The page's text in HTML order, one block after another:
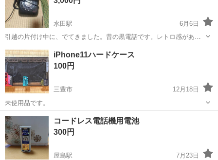
水田駅
6月6日
引越の片付け中に、でてきました。昔の黒電話です。レトロ感があり
ます。
香川 高松市 電話、ＦＡＸ
iPhone11ハードケース
100円
三豊市
12月18日
未使用品です。
香川 三豊市 電話、ＦＡＸ ケース
コードレス電話機用電池
300円
屋島駅
7月23日